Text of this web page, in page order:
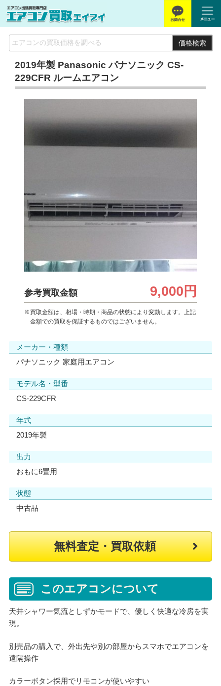
価格検索
2019年製 Panasonic パナソニック CS-
229CFR ルームエアコン
参考買取金額 9,000円
※買取金額は、相場・時期・商品の状態により変動します。上記
金額での買取を保証するものではございません。
メーカー・種類
パナソニック 家庭用エアコン
モデル名・型番
CS-229CFR
年式
2019年製
出力
おもに6畳用
状態
中古品
無料査定・買取依頼
このエアコンについて
天井シャワー気流としずかモードで、優しく快適な冷房を実
現。
別売品の購入で、外出先や別の部屋からスマホでエアコンを
遠隔操作
カラーボタン採用でリモコンが使いやすい